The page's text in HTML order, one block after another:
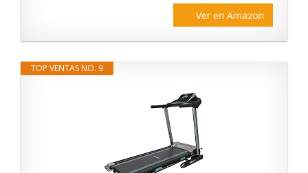
Ver en Amazon
TOP VENTAS NO. 9